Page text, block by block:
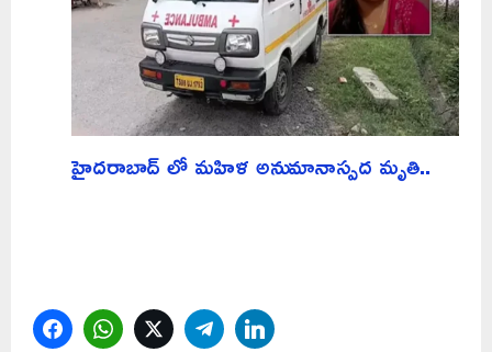
హైదరాబాద్ లో మహిళ అనుమానాస్పద మృతి..
FacebookWhatsAppTwitterTelegram